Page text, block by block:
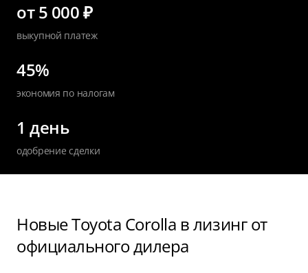
от 5 000 ₽
выкупной платеж
45%
экономия по налогам
1 день
одобрение сделки
Новые Toyota Corolla в лизинг от
официального дилера